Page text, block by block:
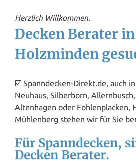
Herzlich Willkommen.
Decken Berater in
Holzminden
☑️ Spanndecken-Direkt.de, auch
Neuhaus, Silberborn,
Altenhagen oder Fohlenplacken,
Mühlenberg stehen wir für Sie
Für Spanndecken,
Decken Berater.